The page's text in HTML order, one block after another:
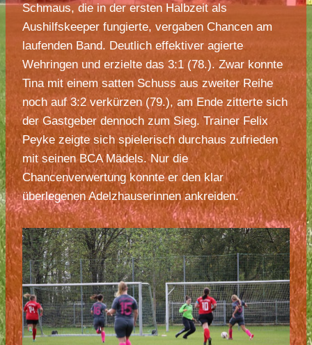
Schmaus, die in der ersten Halbzeit als
Aushilfskeeper fungierte, vergaben Chancen am
laufenden Band. Deutlich effektiver agierte
Wehringen und erzielte das 3:1 (78.). Zwar konnte
Tina mit einem satten Schuss aus zweiter Reihe
noch auf 3:2 verkürzen (79.), am Ende zitterte sich
der Gastgeber dennoch zum Sieg. Trainer Felix
Peyke zeigte sich spielerisch durchaus zufrieden
mit seinen BCA Mädels. Nur die
Chancenverwertung konnte er den klar
überlegenen Adelzhauserinnen ankreiden.